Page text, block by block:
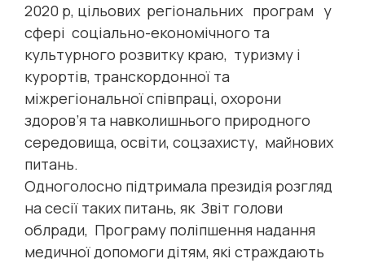
2020 р, цільових регіональних програм у
сфері соціально-економічного та
культурного розвитку краю, туризму і
курортів, транскордонної та
міжрегіональної співпраці, охорони
здоров’я та навколишнього природного
середовища, освіти, соцзахисту, майнових
питань.
Одноголосно підтримала президія розгляд
на сесії таких питань, як Звіт голови
облради, Програму поліпшення надання
медичної допомоги дітям, які страждають